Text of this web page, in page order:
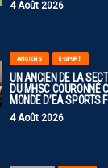
4 Août 2026
ANCIENS E-SPORT
UN ANCIEN DE LA
DU MHSC COURONNÉ
MONDE D’EA SPORTS
4 Août 2026